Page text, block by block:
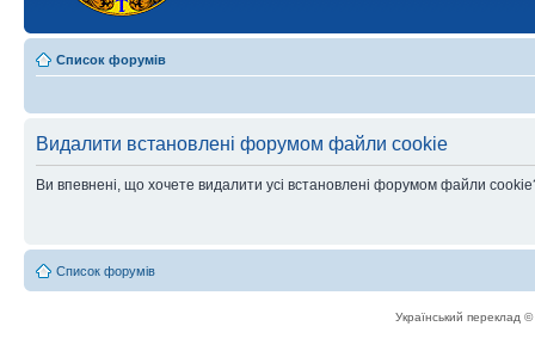
Список форумів
Видалити встановлені форумом файли cookie
Ви впевнені, що хочете видалити усі встановлені форумом файли
Список форумів
Український переклад